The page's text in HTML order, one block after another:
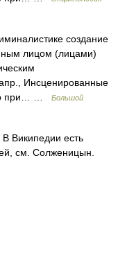
создание
лицом (лицами)
Инсценированные
при… …
Большой
Википедии есть
см. Солженицын.